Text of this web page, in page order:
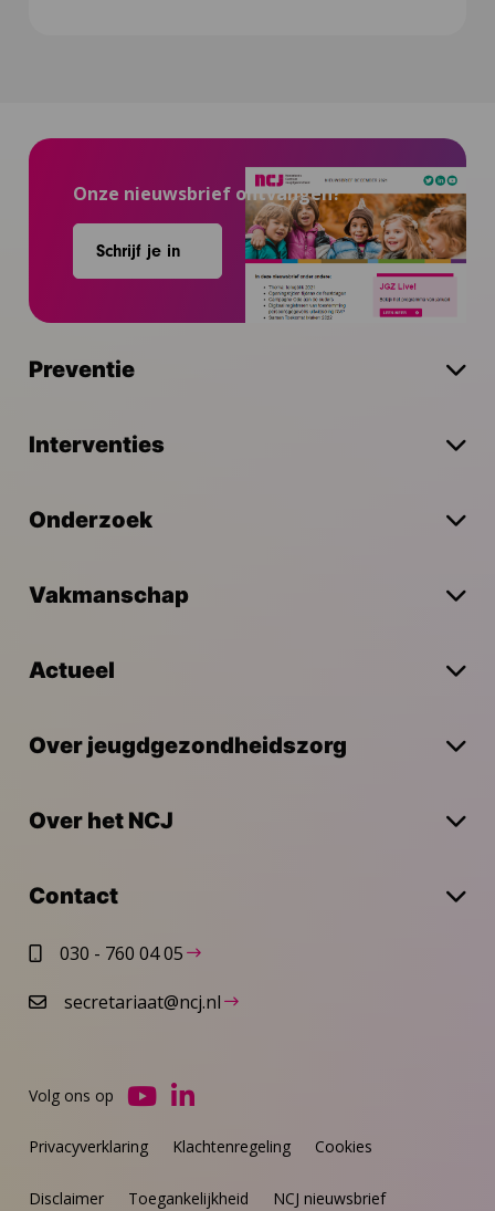
Onze nieuwsbrief ontvangen?
Schrijf je in
Preventie
Interventies
Onderzoek
Vakmanschap
Actueel
Over jeugdgezondheidszorg
Over het NCJ
Contact
030 - 760 04 05
secretariaat@ncj.nl
Privacyverklaring Klachtenregeling Cookies
Disclaimer Toegankelijkheid NCJ nieuwsbrief
Volg ons op
Ga
YouTube
Ga